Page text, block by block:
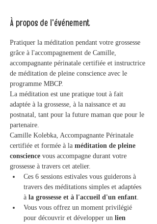
À propos de l'événement
Pratiquer la méditation pendant votre grossesse
grâce à l'accompagnement de Camille,
accompagnante périnatale certifiée et instructrice
de méditation de pleine conscience avec le
programme MBCP.
La méditation est une pratique tout à fait
adaptée à la grossesse, à la naissance et au
postnatal, tant pour la future maman que pour le
partenaire.
Camille Kolebka, Accompagnante Périnatale
certifiée et formée à la méditation de pleine
conscience vous accompagne durant votre
grossesse à travers cet atelier.
Ces 6 sessions estivales vous guiderons à
travers des méditations simples et adaptées
à la grossesse et à l'accueil d'un enfant.
Vous vous offrez un moment privilégié
pour découvrir et développer un lien